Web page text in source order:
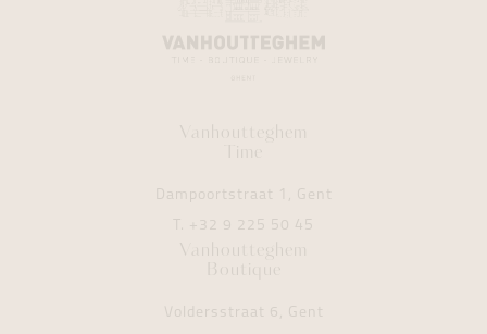
Vanhoutteghem
Time
Dampoortstraat 1, Gent
T. +32 9 225 50 45
Vanhoutteghem
Boutique
Voldersstraat 6, Gent